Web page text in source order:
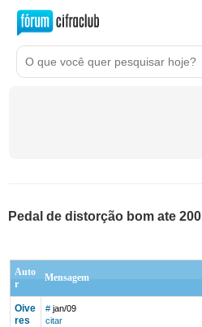
Pedal de distorção bom ate 200
Auto
r
Mensagem
Oive
res
# jan/09
citar